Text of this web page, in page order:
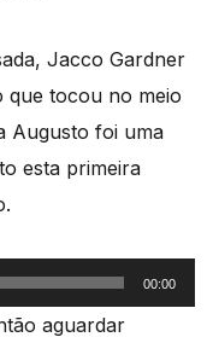
Jacco Gardner
que tocou no meio
Augusto foi uma
esta primeira
00:00
aguardar